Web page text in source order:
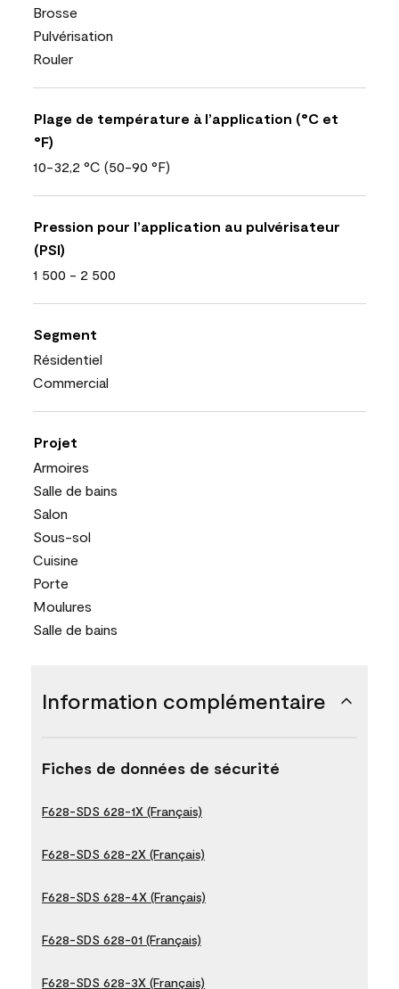
Brosse
Pulvérisation
Rouler
Plage de température à l’application (°C et
°F)
10-32,2 °C (50-90 °F)
Pression pour l’application au pulvérisateur
(PSI)
1 500 - 2 500
Segment
Résidentiel
Commercial
Projet
Armoires
Salle de bains
Salon
Sous-sol
Cuisine
Porte
Moulures
Salle de bains
Information complémentaire
Fiches de données de sécurité
F628-SDS 628-1X (Français)
F628-SDS 628-2X (Français)
F628-SDS 628-4X (Français)
F628-SDS 628-01 (Français)
F628-SDS 628-3X (Français)